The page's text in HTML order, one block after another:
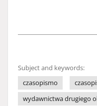
Subject and keywords:
czasopismo
wydawnictwa drugiego